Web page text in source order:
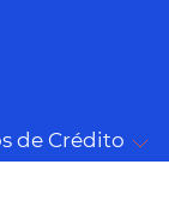
de Crédito